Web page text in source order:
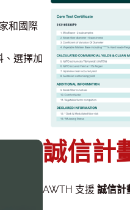
和國際
、選擇加
誠信計
AWTH 支援 誠信計